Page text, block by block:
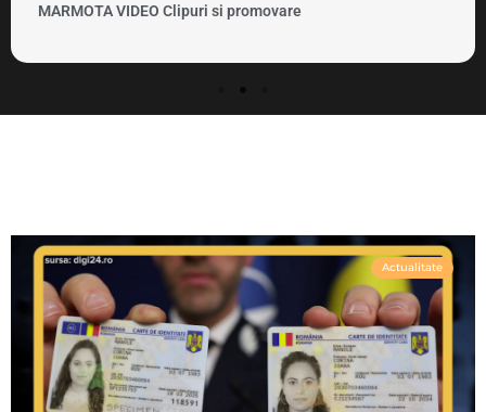
MARMOTA VIDEO Clipuri si promovare
Actualitate